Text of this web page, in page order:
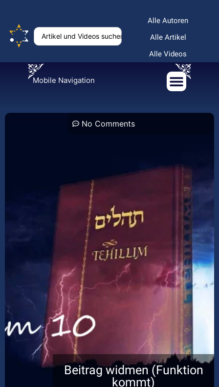
Alle Autoren
Alle Artikel
Alle Videos
Mobile Navigation
No Comments
Beitrag widmen (Funktion
kommt)